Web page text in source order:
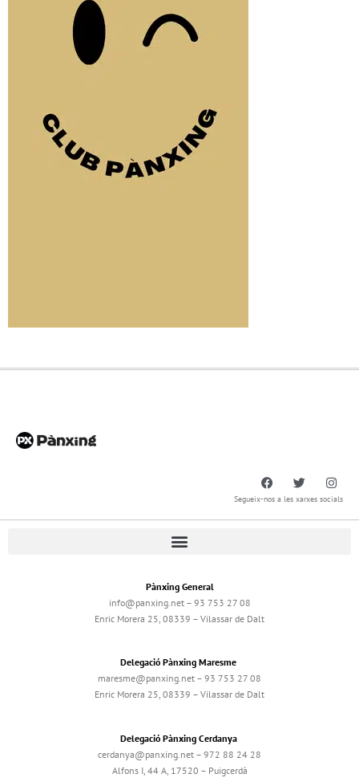
Segueix-nos a les xarxes socials
Pànxing General
info@panxing.net – 93 753 27 08
Enric Morera 25, 08339 – Vilassar de Dalt
Delegació Pànxing Maresme
maresme@panxing.net – 93 753 27 08
Enric Morera 25, 08339 – Vilassar de Dalt
Delegació Pànxing Cerdanya
cerdanya@panxing.net – 972 88 24 28
Alfons I, 44 A, 17520 – Puigcerdà